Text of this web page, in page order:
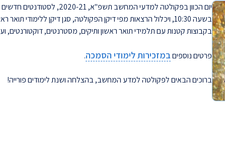
בשעה 10:30, ויכלול הרצאות מפי דיקן הפקולטה, סגן דיקן ללימודי
בקבוצות קטנות עם תלמידי תואר ראשון ותיקים, מסטרנטים, דוקטורנטים,
פרטים נוספיםבמזכירות לימודי הסמכה.
ברוכים הבאים לפקולטה למדע המחשב, בהצלחה ושנת לימודים פורייה!